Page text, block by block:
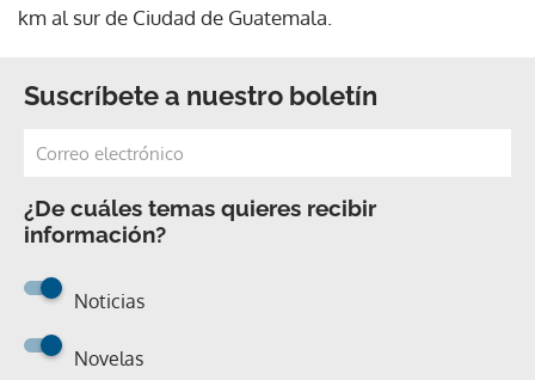
km al sur de Ciudad de Guatemala.
Suscríbete a nuestro boletín
¿De cuáles temas quieres recibir
información?
Noticias
Novelas